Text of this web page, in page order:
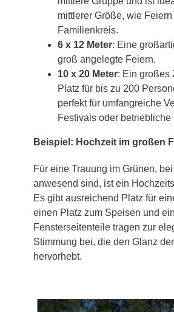
mittlerer Größe, wie Feiern
Familienkreis.
6 x 12 Meter: Eine
groß angelegte Feiern.
10 x 20 Meter: Ein großes
Platz für bis zu 200
perfekt für umfangreiche
Festivals oder betriebliche
Beispiel: Hochzeit im großen
Für eine Trauung im Grünen,
anwesend sind, ist ein
Es gibt ausreichend Platz für
einen Platz zum Speisen und
Fensterseitenteile tragen zur
Stimmung bei, die den Glanz
hervorhebt.